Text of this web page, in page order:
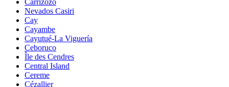
Nevados Casiri
Cay
Cayambe
Cayutué-La Viguería
Ceboruco
Île des Cendres
Central Island
Cereme
Cézallier